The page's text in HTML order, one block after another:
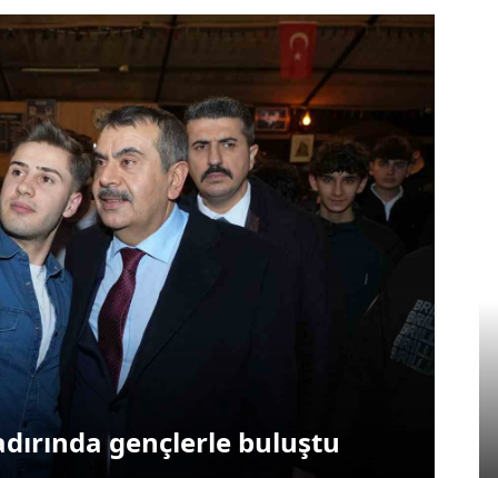
gençlerle buluştu
Asayiş
Aras Nehri’nde
kaybolan Okan Koç’un
uzakta bulundu